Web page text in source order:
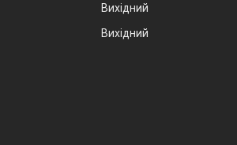
Вихідний
Вихідний